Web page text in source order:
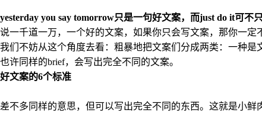
yesterday you say tomorrow只是一句好文案，而just do it可不
说一千道一万，一个好的文案，如果你只会写文案，那你一定
我们不妨从这个角度去看：粗暴地把文案们分成两类：一种是
也许同样的brief，会写出完全不同的文案。
好文案的6个标准
差不多同样的意思，但可以写出完全不同的东西。这就是小鲜